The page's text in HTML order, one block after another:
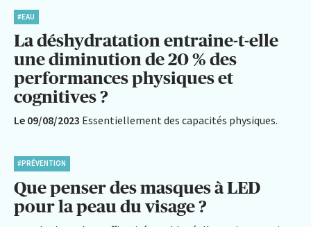
#EAU
La déshydratation entraine-t-elle
une diminution de 20 % des
performances physiques et
cognitives ?
Le 09/08/2023 Essentiellement des capacités physiques.
#PRÉVENTION
Que penser des masques à LED
pour la peau du visage ?